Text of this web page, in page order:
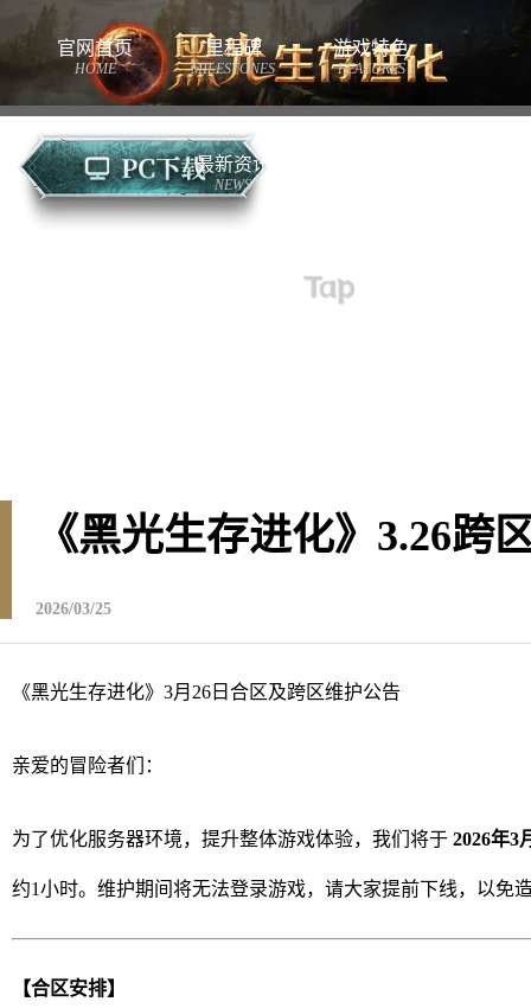
官网首页
HOME
里程碑
MILESTONES
游戏特色
FEATURES
最新资讯
NEWS
《黑光生存进化》3.26跨
2026/03/25
《黑光生存进化》3月26日合区及跨区维护公告
亲爱的冒险者们：
为了优化服务器环境，提升整体游戏体验，我们将于 2026年3
约1小时。维护期间将无法登录游戏，请大家提前下线，以免
【合区安排】